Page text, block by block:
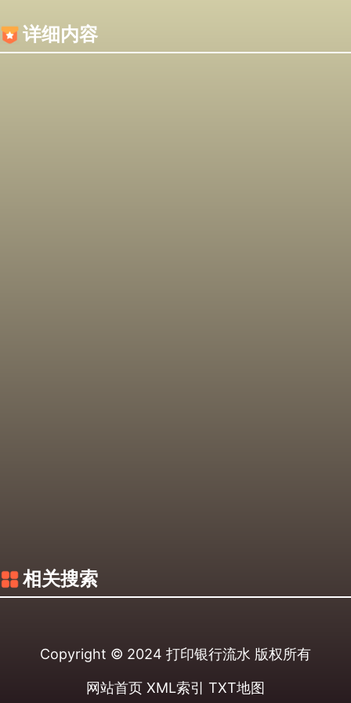
详细内容
相关搜索
Copyright © 2024 打印银行流水 版权所有
网站首页 XML索引 TXT地图